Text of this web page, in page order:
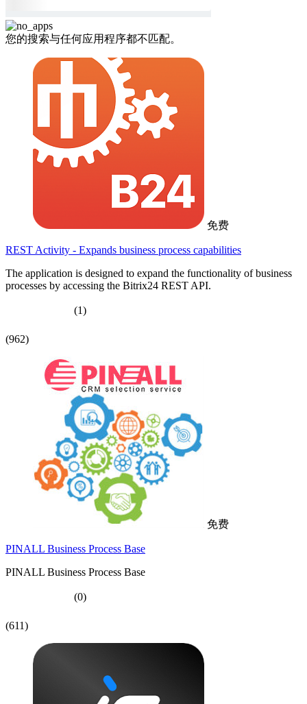
您的搜索与任何应用程序都不匹配。
免费
REST Activity - Expands business process capabilities
The application is designed to expand the functionality of business
processes by accessing the Bitrix24 REST API.
(1)
(962)
免费
PINALL Business Process Base
PINALL Business Process Base
(0)
(611)